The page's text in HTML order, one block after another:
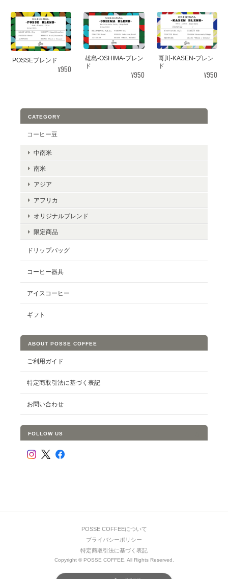
POSSEブレンド
¥950
雄島-OSHIMA-ブレン
ド
¥950
哥川-KASEN-ブレン
ド
¥950
CATEGORY
コーヒー豆
中南米
南米
アジア
アフリカ
オリジナルブレンド
限定商品
ドリップバッグ
コーヒー器具
アイスコーヒー
ギフト
ABOUT POSSE COFFEE
ご利用ガイド
特定商取引法に基づく表記
お問い合わせ
FOLLOW US
POSSE COFFEEについて
プライバシーポリシー
特定商取引法に基づく表記
Copyright © POSSE COFFEE. All Rights Reserved.